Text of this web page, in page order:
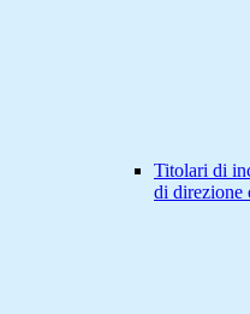
Titolari di
di direzione